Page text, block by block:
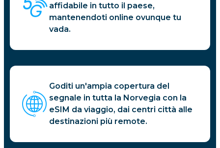
affidabile in tutto il paese,
mantenendoti online ovunque tu
vada.
Goditi un'ampia copertura del
segnale in tutta la Norvegia con la
eSIM da viaggio, dai centri città alle
destinazioni più remote.